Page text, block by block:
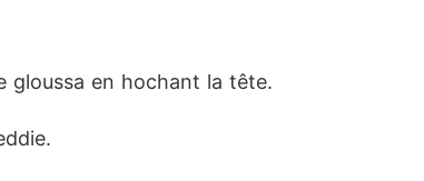
gloussa en hochant la tête.